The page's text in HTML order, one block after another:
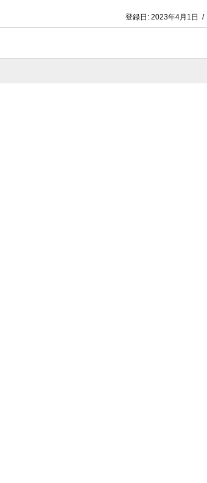
登録日: 2023年4月1日 /